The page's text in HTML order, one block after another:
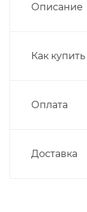
Описание
Как купить
Оплата
Доставка